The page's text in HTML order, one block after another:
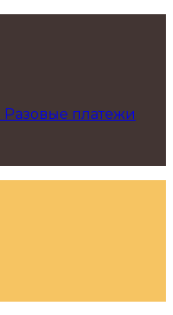
Разовые платежи